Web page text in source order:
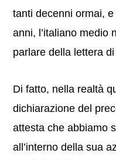
tanti decenni ormai,
anni, l’italiano medio
parlare della lettera
Di fatto, nella realtà
dichiarazione del
attesta che abbiamo
all’interno della sua